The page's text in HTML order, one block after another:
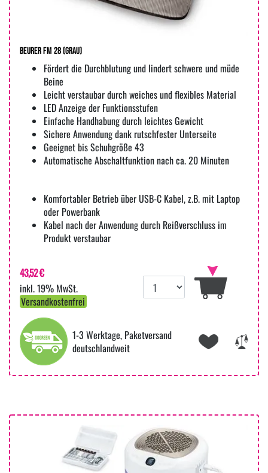
Beurer FM 28 (Grau)
Fördert die Durchblutung und lindert schwere und müde
Beine
Leicht verstaubar durch weiches und flexibles Material
LED Anzeige der Funktionsstufen
Einfache Handhabung durch leichtes Gewicht
Sichere Anwendung dank rutschfester Unterseite
Geeignet bis Schuhgröße 43
Automatische Abschaltfunktion nach ca. 20 Minuten
Komfortabler Betrieb über USB-C Kabel, z.B. mit Laptop
oder Powerbank
Kabel nach der Anwendung durch Reißverschluss im
Produkt verstaubar
43,52 €
inkl. 19% MwSt.
Versandkostenfrei
1-3 Werktage, Paketversand
deutschlandweit